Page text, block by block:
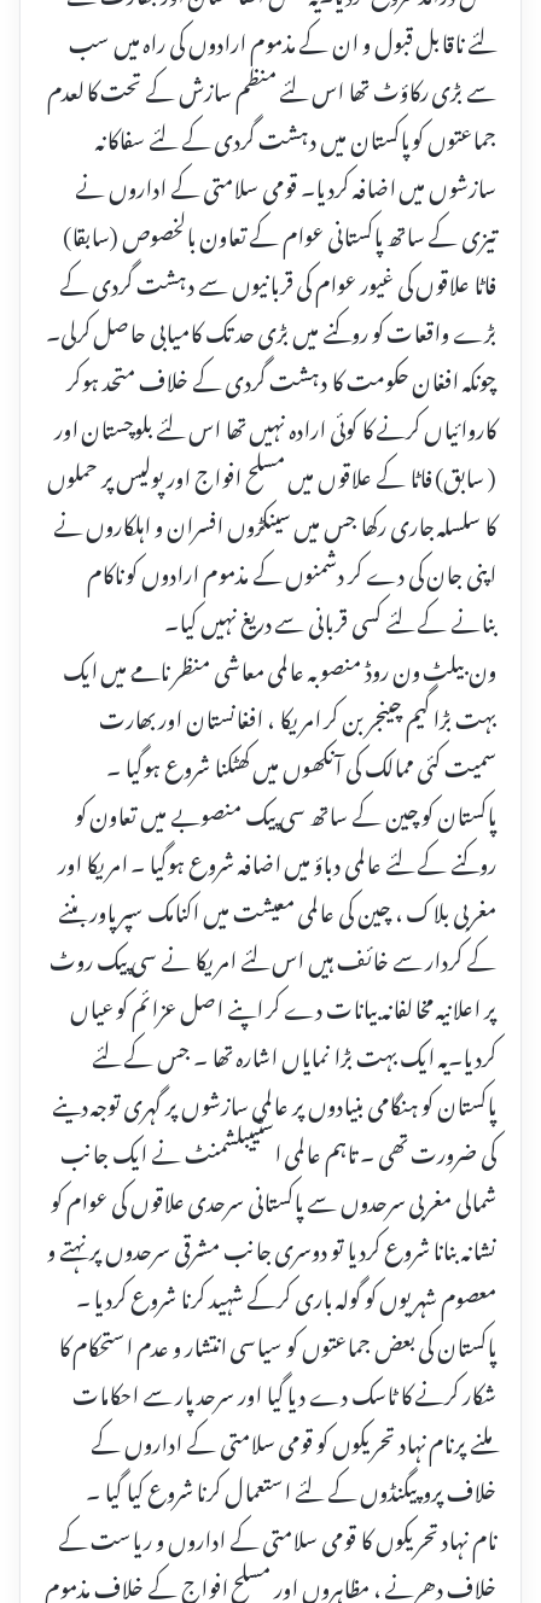
لئے ناقابل قبول و ان کے مذموم ارادوں کی راہ میں سب
سے بڑی رکاؤٹ تھا اس لئے منظم سازش کے تحت کالعدم
جماعتوں کو پاکستان میں دہشت گردی کے لئے سفاکانہ
سازشوں میں اضافہ کردیا۔ قومی سلامتی کے اداروں نے
تیزی کے ساتھ پاکستانی عوام کے تعاون بالخصوص (سابقا)
فاٹا علاقوں کی غیور عوام کی قربانیوں سے دہشت گردی کے
بڑے واقعات کو روکنے میں بڑی حد تک کامیابی حاصل کرلی۔
چونکہ افغان حکومت کا دہشت گردی کے خلاف متحد ہوکر
کاروائیاں کرنے کا کوئی ارادہ نہیں تھا اس لئے بلوچستان اور
( سابق) فاٹا کے علاقوں میں مسلح افواج اور پولیس پر حملوں
کا سلسلہ جاری رکھا جس میں سینکڑوں افسران و اہلکاروں نے
اپنی جان کی دے کر دشمنوں کے مذموم ارادوں کو ناکام
بنانے کے لئے کسی قربانی سے دریغ نہیں کیا۔
ون بیلٹ ون روڈ منصوبہ عالمی معاشی منظر نامے میں ایک
بہت بڑا گیم چینجر بن کر امریکا ، افغانستان اور بھارت
سمیت کئی ممالک کی آنکھوں میں کھٹکنا شروع ہوگیا ۔
پاکستان کو چین کے ساتھ سی پیک منصوبے میں تعاون کو
روکنے کے لئے عالمی دباؤ میں اضافہ شروع ہوگیا ۔ امریکا اور
مغربی بلاک ، چین کی عالمی معیشت میں اکنامک سپر پاور بننے
کے کردار سے خائف ہیں اس لئے امریکا نے سی پیک روٹ
پر اعلانیہ مخالفانہ بیانات دے کر اپنے اصل عزائم کو عیاں
کردیا۔یہ ایک بہت بڑا نمایاں اشارہ تھا ۔ جس کے لئے
پاکستان کو ہنگامی بنیادوں پر عالمی سازشوں پر گہری توجہ دینے
کی ضرورت تھی ۔ تاہم عالمی اسٹییبلشمنٹ نے ایک جانب
شمالی مغربی سرحدوں سے پاکستانی سرحدی علاقوں کی عوام کو
نشانہ بنانا شروع کردیا تو دوسری جانب مشرقی سرحدوں پر نہتے و
معصوم شہریوں کو گولہ باری کرکے شہید کرنا شروع کردیا ۔
پاکستان کی بعض جماعتوں کو سیاسی انتشار و عدم استحکام کا
شکار کرنے کا ٹاسک دے دیا گیا اور سرحد پار سے احکامات
ملنے پرنام نہاد تحریکوں کو قومی سلامتی کے اداروں کے
خلاف پروپیگنڈوں کے لئے استعمال کرنا شروع کیا گیا ۔
نام نہاد تحریکوں کا قومی سلامتی کے اداروں و ریاست کے
خلاف دھرنے ، مظاہروں اور مسلح افواج کے خلاف مذموم